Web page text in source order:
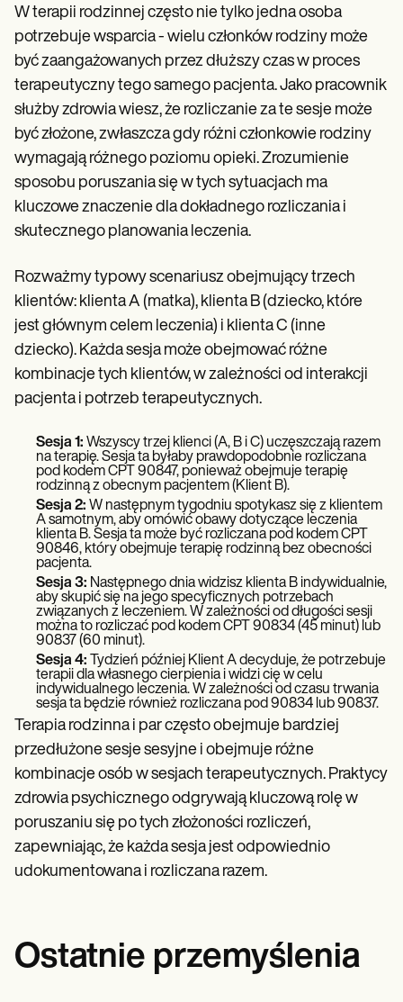
W terapii rodzinnej często nie tylko jedna osoba
potrzebuje wsparcia - wielu członków rodziny może
być zaangażowanych przez dłuższy czas w proces
terapeutyczny tego samego pacjenta. Jako pracownik
służby zdrowia wiesz, że rozliczanie za te sesje może
być złożone, zwłaszcza gdy różni członkowie rodziny
wymagają różnego poziomu opieki. Zrozumienie
sposobu poruszania się w tych sytuacjach ma
kluczowe znaczenie dla dokładnego rozliczania i
skutecznego planowania leczenia.
Rozważmy typowy scenariusz obejmujący trzech
klientów: klienta A (matka), klienta B (dziecko, które
jest głównym celem leczenia) i klienta C (inne
dziecko). Każda sesja może obejmować różne
kombinacje tych klientów, w zależności od interakcji
pacjenta i potrzeb terapeutycznych.
Sesja 1: Wszyscy trzej klienci (A, B i C) uczęszczają razem
na terapię. Sesja ta byłaby prawdopodobnie rozliczana
pod kodem CPT 90847, ponieważ obejmuje terapię
rodzinną z obecnym pacjentem (Klient B).
Sesja 2: W następnym tygodniu spotykasz się z klientem
A samotnym, aby omówić obawy dotyczące leczenia
klienta B. Sesja ta może być rozliczana pod kodem CPT
90846, który obejmuje terapię rodzinną bez obecności
pacjenta.
Sesja 3: Następnego dnia widzisz klienta B indywidualnie,
aby skupić się na jego specyficznych potrzebach
związanych z leczeniem. W zależności od długości sesji
można to rozliczać pod kodem CPT 90834 (45 minut) lub
90837 (60 minut).
Sesja 4: Tydzień później Klient A decyduje, że potrzebuje
terapii dla własnego cierpienia i widzi cię w celu
indywidualnego leczenia. W zależności od czasu trwania
sesja ta będzie również rozliczana pod 90834 lub 90837.
Terapia rodzinna i par często obejmuje bardziej
przedłużone sesje sesyjne i obejmuje różne
kombinacje osób w sesjach terapeutycznych. Praktycy
zdrowia psychicznego odgrywają kluczową rolę w
poruszaniu się po tych złożoności rozliczeń,
zapewniając, że każda sesja jest odpowiednio
udokumentowana i rozliczana razem.
Ostatnie przemyślenia